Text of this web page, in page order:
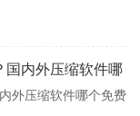
国内外压缩软件哪
外压缩软件哪个免费